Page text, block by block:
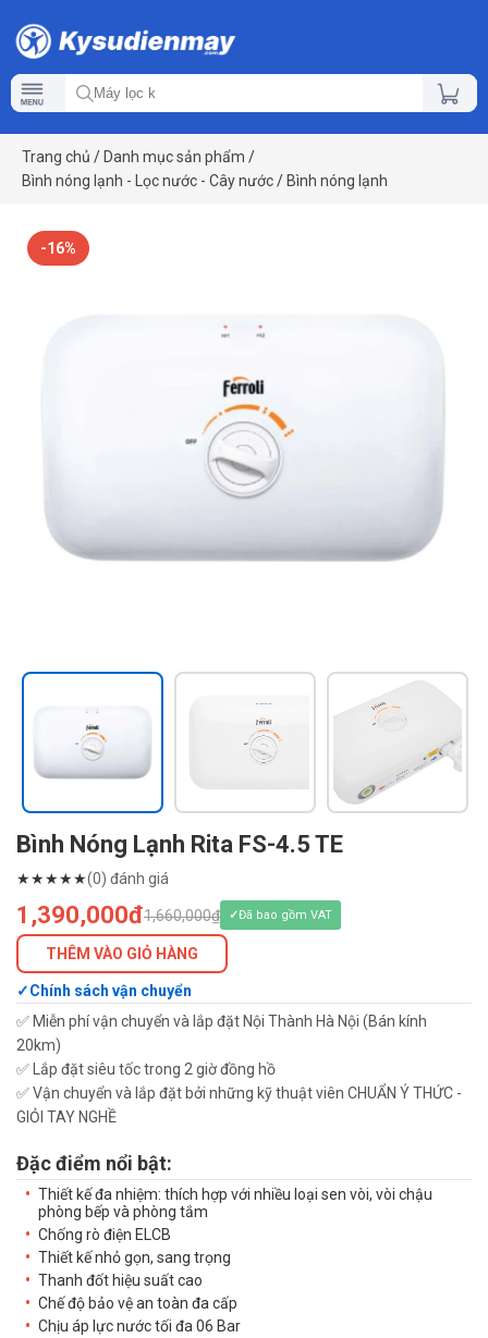
Trang chủ / Danh mục sản phẩm /
Bình nóng lạnh - Lọc nước - Cây nước/ Bình nóng lạnh
-16%
Bình Nóng Lạnh Rita FS-4.5 TE
★★★★★(0) đánh giá
1,390,000đ1,660,000₫ Đã bao gồm VAT
THÊM VÀO GIỎ HÀNG
Chính sách vận chuyển
✅ Miễn phí vận chuyển và lắp đặt Nội Thành Hà Nội (Bán kính
20km)
✅ Lắp đặt siêu tốc trong 2 giờ đồng hồ
✅ Vận chuyển và lắp đặt bởi những kỹ thuật viên CHUẨN Ý THỨC -
GIỎI TAY NGHỀ
Đặc điểm nổi bật:
Thiết kế đa nhiệm: thích hợp với nhiều loại sen vòi, vòi chậu
phòng bếp và phòng tắm
Chống rò điện ELCB
Thiết kế nhỏ gọn, sang trọng
Thanh đốt hiệu suất cao
Chế độ bảo vệ an toàn đa cấp
Chịu áp lực nước tối đa 06 Bar